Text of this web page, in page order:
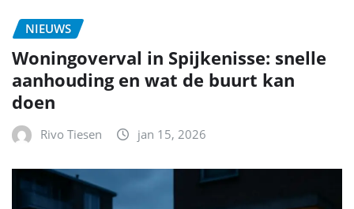
NIEUWS
Woningoverval in Spijkenisse: snelle
aanhouding en wat de buurt kan
doen
Rivo Tiesen jan 15, 2026